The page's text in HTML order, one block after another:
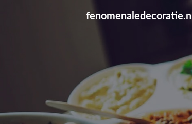
fenomenaledecoratie.nl